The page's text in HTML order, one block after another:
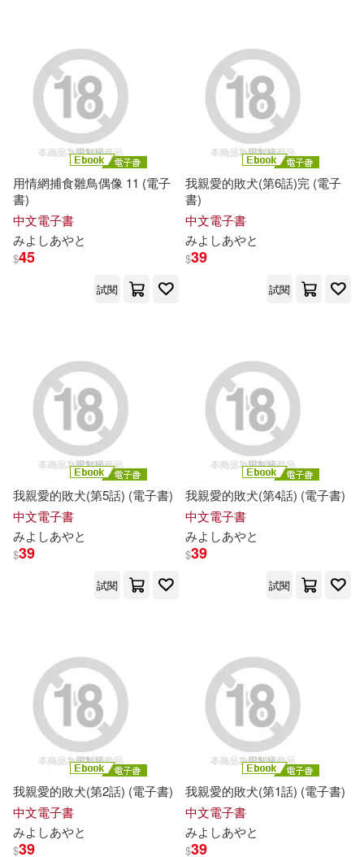
柿野なしこ(1) 爺わら(1)
篠岡ほまれ(1) 羽原ヒロ(1)
若菜奈央(1) 鉢本(1)
雨野しぐれ(1) 鳥居凜子(1)
鳳かなめ(1) 鹿目將至(1)
價格
範圍
用情網捕食雛鳥偶像 11 (電子
書)
中文電子書
みよ しあやと
$45
試閱
我親愛的敗犬(第6話)完 (電子
書)
中文電子書
みよ しあやと
$39
試閱
我親愛的敗犬(第5話) (電子書)
中文電子書
みよ しあやと
$39
試閱
我親愛的敗犬(第4話) (電子書)
中文電子書
みよ しあやと
$39
試閱
我親愛的敗犬(第2話) (電子書)
中文電子書
みよ しあやと
$39
我親愛的敗犬(第1話) (電子書)
中文電子書
みよ しあやと
$39